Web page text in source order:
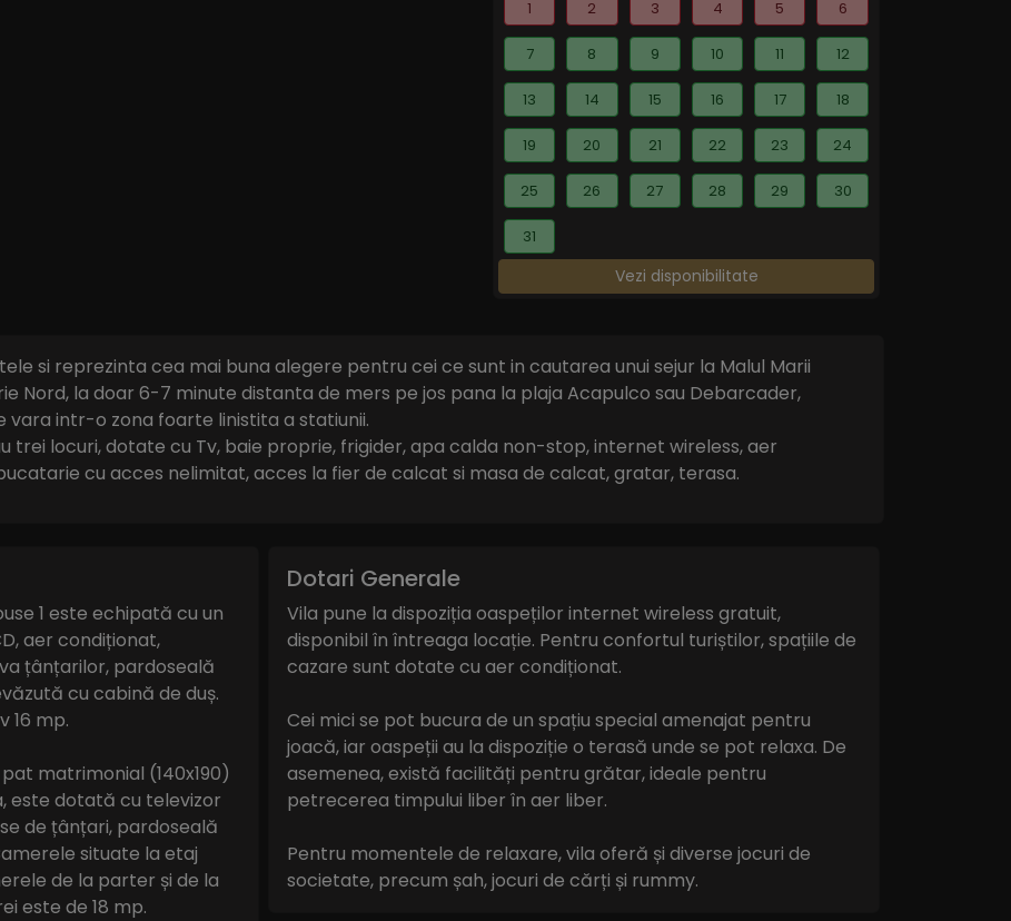
1 2 3 4 5 6
7 8 9 10 11 12
13 14 15 16 17 18
19 20 21 22 23 24
25 26 27 28 29 30
31
Vezi disponibilitate
si reprezinta cea mai buna alegere pentru cei ce sunt in cautarea unui sejur la Malul Marii
Nord, la doar 6-7 minute distanta de mers pe jos pana la plaja Acapulco sau Debarcader,
vara intr-o zona foarte linistita a statiunii.
trei locuri, dotate cu Tv, baie proprie, frigider, apa calda non-stop, internet wireless, aer
cu acces nelimitat, acces la fier de calcat si masa de calcat, gratar, terasa.
1 este echipată cu un
aer condiționat,
țânțarilor, pardoseală
cu cabină de duș.
16 mp.
matrimonial (140x190)
este dotată cu televizor
de țânțari, pardoseală
situate la etaj
de la parter și de la
este de 18 mp.
Dotari Generale
Vila pune la dispoziția oaspeților internet wireless gratuit,
disponibil în întreaga locație. Pentru confortul turiștilor, spațiile de
cazare sunt dotate cu aer condiționat.
Cei mici se pot bucura de un spațiu special amenajat pentru
joacă, iar oaspeții au la dispoziție o terasă unde se pot relaxa. De
asemenea, există facilități pentru grătar, ideale pentru
petrecerea timpului liber în aer liber.
Pentru momentele de relaxare, vila oferă și diverse jocuri de
societate, precum șah, jocuri de cărți și rummy.